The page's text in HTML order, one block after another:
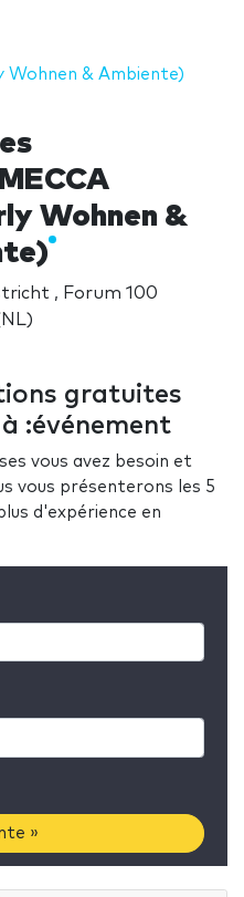
& Ambiente)
Wohnen &
, Forum 100
gratuites
:événement
vous avez besoin et
vous présenterons les 5
d'expérience en
»